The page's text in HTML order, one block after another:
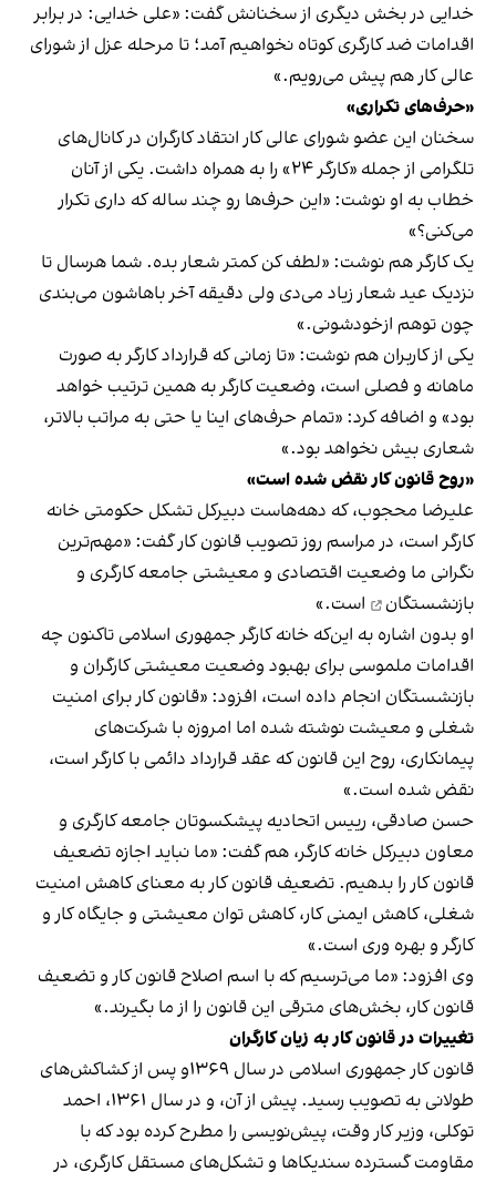
خدایی در بخش دیگری از سخنانش گفت: «علی خدایی: در برابر
اقدامات ضد کارگری کوتاه نخواهیم آمد؛ تا مرحله عزل از شورای
عالی کار هم پیش می‌رویم.»
«حرف‌های تکراری»
سخنان این عضو شورای عالی کار انتقاد کارگران در کانال‌های
تلگرامی از جمله «کارگر ۲۴» را به همراه داشت. یکی از آنان
خطاب به او نوشت: «این حرف‌ها رو چند ساله که داری تکرار
می‌کنی؟»
یک کارگر هم نوشت: «لطف کن کمتر شعار بده. شما هرسال تا
نزدیک عید شعار زیاد می‌دی ولی دقیقه آخر باهاشون می‌بندی
چون توهم ازخودشونی.»
یکی از کاربران هم نوشت: «تا زمانی که قرارداد کارگر به صورت
ماهانه و فصلی است، وضعیت کارگر به همین ترتیب خواهد
بود»‌ و اضافه کرد: «تمام حرف‌های اینا یا حتی به مراتب بالاتر،
شعاری بیش نخواهد بود.»
«روح قانون کار نقض شده است»
علیرضا محجوب، که دهه‌هاست دبیرکل تشکل حکومتی خانه
کارگر است، در مراسم روز تصویب قانون کار گفت: «مهم‌ترین
نگرانی ما وضعیت اقتصادی و معیشتی جامعه کارگری و
بازنشستگان
است.»
او بدون اشاره به این‌که خانه کارگر جمهوری اسلامی تاکنون چه
اقدامات ملموسی برای بهبود وضعیت معیشتی کارگران و
بازنشستگان انجام داده است، افزود: «قانون کار برای امنیت
شغلی و معیشت نوشته شده اما امروزه با شرکت‌های
پیمانکاری، روح این قانون که عقد قرارداد دائمی با کارگر است،
نقض شده است.»
حسن صادقی، رییس اتحادیه پیشکسوتان جامعه کارگری و
معاون دبیرکل خانه کارگر، هم گفت: «ما نباید اجازه تضعیف
قانون کار را بدهیم. تضعیف قانون کار به معنای کاهش امنیت
شغلی، کاهش ایمنی کار، کاهش توان معیشتی و جایگاه کار و
کارگر و بهره وری است.»
وی افزود: «ما می‌ترسیم که با اسم اصلاح قانون کار و تضعیف
قانون کار، بخش‌های مترقی این قانون را از ما بگیرند.»
تغییرات در قانون کار به زیان کارگران
قانون کار جمهوری اسلامی در سال ۱۳۶۹و پس از کشاکش‌های
طولانی به تصویب رسید. پیش از آن، و در سال ۱۳۶۱، احمد
توکلی،‌ وزیر کار وقت، پیش‌نویسی را مطرح کرده بود که با
مقاومت گسترده سندیکاها و تشکل‌های مستقل کارگری،‌ در